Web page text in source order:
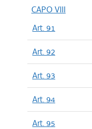
CAPO VIII
Art. 91
Art. 92
Art. 93
Art. 94
Art. 95